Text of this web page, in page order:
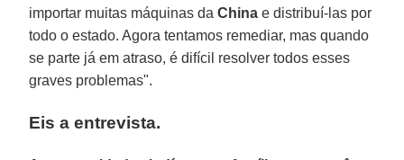
importar muitas máquinas daChina e distribuí-las por
todo o estado. Agora tentamos remediar, mas quando
se parte já em atraso, é difícil resolver todos esses
graves problemas".
Eis a entrevista.